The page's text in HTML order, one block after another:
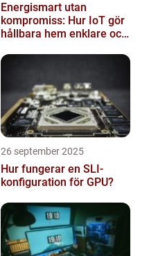
Energismart utan
kompromiss: Hur IoT gör
hållbara hem enklare och
26 september 2025
Hur fungerar en SLI-
konfiguration för GPU?